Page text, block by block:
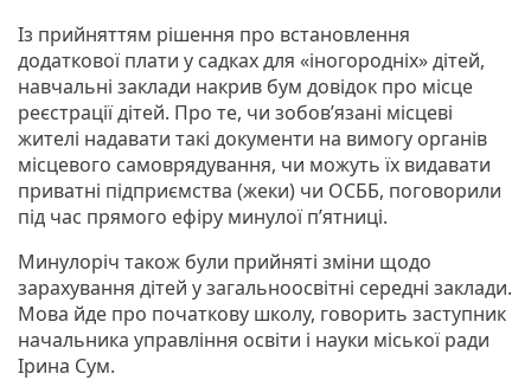
Із прийняттям рішення про встановлення
додаткової плати у садках для «іногородніх» дітей,
навчальні заклади накрив бум довідок про місце
реєстрації дітей. Про те, чи зобов’язані місцеві
жителі надавати такі документи на вимогу органів
місцевого самоврядування, чи можуть їх видавати
приватні підприємства (жеки) чи ОСББ, поговорили
під час прямого ефіру минулої п’ятниці.
Минулоріч також були прийняті зміни щодо
зарахування дітей у загальноосвітні середні заклади.
Мова йде про початкову школу, говорить заступник
начальника управління освіти і науки міської ради
Ірина Сум.